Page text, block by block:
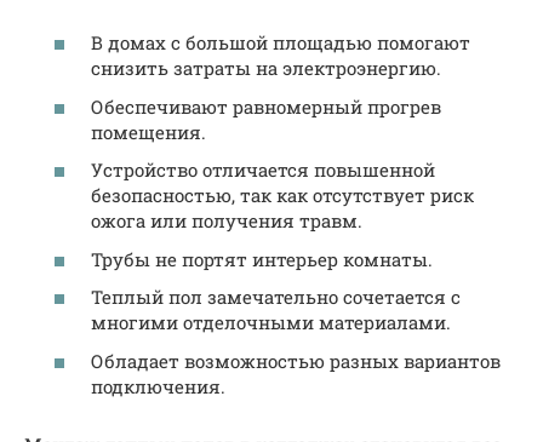
В домах с большой площадью помогают
снизить затраты на электроэнергию.
Обеспечивают равномерный прогрев
помещения.
Устройство отличается повышенной
безопасностью, так как отсутствует риск
ожога или получения травм.
Трубы не портят интерьер комнаты.
Теплый пол замечательно сочетается с
многими отделочными материалами.
Обладает возможностью разных вариантов
подключения.